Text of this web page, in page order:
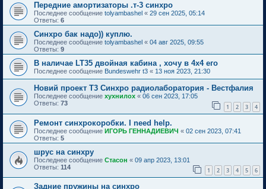
Передние амортизаторы .т-3 синхро
Последнее сообщение tolyambashel « 29 сен 2025, 05:14
Ответы: 6
Синхро бак надо)) куплю.
Последнее сообщение tolyambashel « 04 авг 2025, 09:55
Ответы: 9
В наличае LT35 двойная кабина , хочу в 4х4 его
Последнее сообщение Bundeswehr t3 « 13 ноя 2023, 21:30
Новий проект Т3 Синхро радиолаборатория - Вестфалия
Последнее сообщение хухнилох « 06 сен 2023, 17:05
Ответы: 73 1 2 3 4
Ремонт синхрокоробки. I need help.
Последнее сообщение ИГОРЬ ГЕННАДИЕВИЧ « 02 сен 2023, 07:41
Ответы: 5
шрус на синхру
Последнее сообщение Стасон « 09 апр 2023, 13:01
Ответы: 114 1 2 3 4 5 6
Задние пружины на синхро